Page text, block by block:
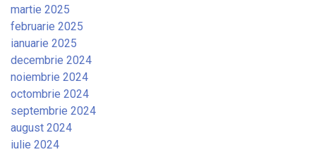
martie 2025
februarie 2025
ianuarie 2025
decembrie 2024
noiembrie 2024
octombrie 2024
septembrie 2024
august 2024
iulie 2024